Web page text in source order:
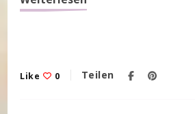
Like 0 Teilen